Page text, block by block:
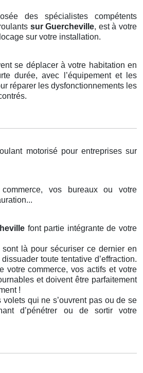
des spécialistes compétents
sur Guercheville, est à votre
sur votre installation.
se déplacer à votre habitation en
durée, avec l’équipement et les
réparer les dysfonctionnements les
motorisé pour entreprises sur
vos bureaux ou votre
font partie intégrante de votre
là pour sécuriser ce dernier en
toute tentative d’effraction.
votre commerce, vos actifs et votre
et doivent être parfaitement
!
volets qui ne s’ouvrent pas ou de se
d’pénétrer ou de sortir votre